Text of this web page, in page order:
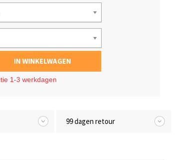
IN WINKELWAGEN
1-3 werkdagen
99 dagen retour